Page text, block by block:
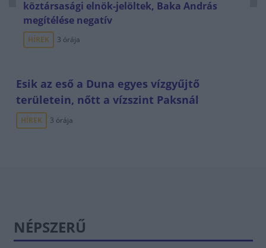
köztársasági elnök-jelöltek, Baka András
megítélése negatív
HÍREK 3 órája
Esik az eső a Duna egyes vízgyűjtő
területein, nőtt a vízszint Paksnál
HÍREK 3 órája
NÉPSZERŰ